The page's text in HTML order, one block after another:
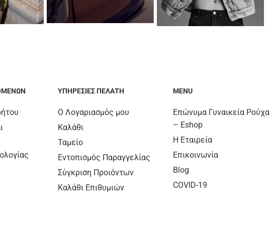
ΥΠΗΡΕΣΊΕΣ ΠΕΛΆΤΗ
Ο Λογαριασμός μου
Καλάθι
Ταμείο
Εντοπισμός Παραγγελίας
Σύγκριση Προιόντων
Καλάθι Επιθυμιών
MENU
Επώνυμα Γυναικεία Ρούχα
– Eshop
Η Εταιρεία
Επικοινωνία
Blog
COVID-19